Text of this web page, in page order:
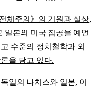
체주의》의 기원과 실상,
일본의 미국 침공을 예언
수준의 정치철학과 외
을 담고 있다.
일의 나치스와 일본, 이